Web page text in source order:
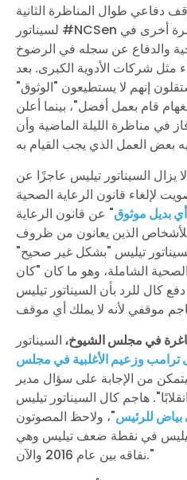
دفاعي طوال المناظرة الثانية
لسيناتور #NCSen الليلة الماضية، وفشل مرة أخرى في
والدفاع عن سجله في الرضوخ
مثل شركات الأدوية الكبرى. بعد
إنهم لا يستطيعون "الوثوق"
قام بعمل أفضل"، بينما أعلن
في مناظرة الليلة الماضية وأن
يزال السيناتور تيليس عاجزًا عن
لإلغاء قانون الرعاية الصحية
بديل موثوق" عن قانون الرعاية
للأشخاص الذين يعانون من ظروف
تيليس "بشكل غير صحيح"
الشاملة، وهو ما كان "كان
دفع كال للرد بأن السيناتور تيليس
في مجلس الشيوخ، السيناتور
ترامب وزعيم الأغلبية في مجلس
من الإجابة على سؤال مدير
هاجم كال السيناتور تيليس
للرئيس"، ولاحظ المصوتون
في نقطة ضعف تيليس وهي
نفاقه بين عام 2016 والآن."